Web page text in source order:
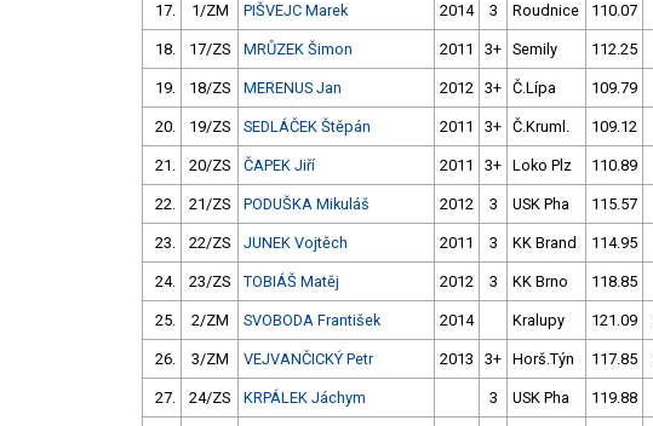
17. 1/ZM PIŠVEJC Marek 2014 3 Roudnice 110.07
18. 17/ZS MRŮZEK Šimon 2011 3+ Semily 112.25
19. 18/ZS MERENUS Jan 2012 3+ Č.Lípa 109.79
20. 19/ZS SEDLÁČEK Štěpán 2011 3+ Č.Kruml. 109.12
21. 20/ZS ČAPEK Jiří 2011 3+ Loko Plz 110.89
22. 21/ZS PODUŠKA Mikuláš 2012 3 USK Pha 115.57
23. 22/ZS JUNEK Vojtěch 2011 3 KK Brand 114.95
24. 23/ZS TOBIÁŠ Matěj 2012 3 KK Brno 118.85
25. 2/ZM SVOBODA František 2014 Kralupy 121.09
26. 3/ZM VEJVANČICKÝ Petr 2013 3+ Horš.Týn 117.85
27. 24/ZS KRPÁLEK Jáchym 3 USK Pha 119.88